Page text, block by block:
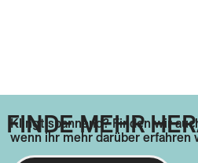
FINDE MEHR
Klingt spannend? Finden wir
wenn ihr mehr darüber erfahren